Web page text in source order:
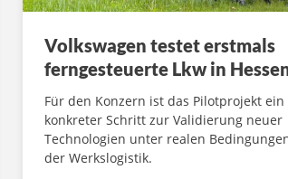
Volkswagen testet erstmals
ferngesteuerte Lkw in
Für den Konzern ist das Pilotprojekt ein
konkreter Schritt zur Validierung neuer
Technologien unter realen
der Werkslogistik.